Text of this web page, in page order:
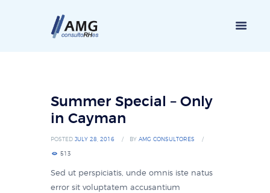
Summer Special – Only
in Cayman
POSTED JULY 28, 2016 BY AMG CONSULTORES
513
Sed ut perspiciatis, unde omnis iste natus
error sit voluptatem accusantium